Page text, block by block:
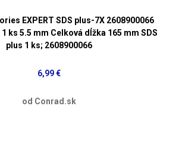
EXPERT SDS plus-7X 2608900066
ks 5.5 mm Celková dĺžka 165 mm SDS
plus 1 ks; 2608900066
6,99 €
od Conrad.sk